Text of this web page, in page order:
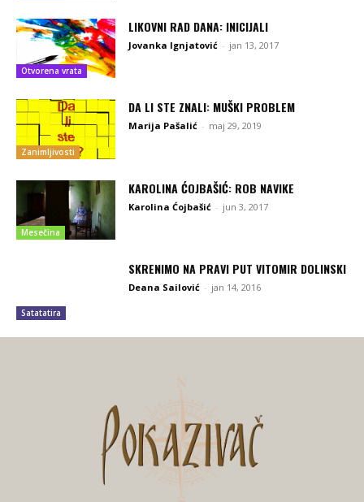
Otvorena vrata
LIKOVNI RAD DANA: INICIJALI
Jovanka Ignjatović - jan 13, 2017
Zanimljivosti
DA LI STE ZNALI: MUŠKI PROBLEM
Marija Pašalić - maj 29, 2019
Mesečina
KAROLINA ĆOJBAŠIĆ: ROB NAVIKE
Karolina Ćojbašić - jun 3, 2017
Satatatira
SKRENIMO NA PRAVI PUT VITOMIR DOLINSKI
Deana Sailović - jan 14, 2016